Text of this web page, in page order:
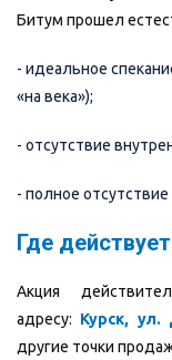
Битум прошел
- идеальное
«на века»);
- отсутствие
- полное
Где
Акция
адресу: Курск, ул.
другие точки